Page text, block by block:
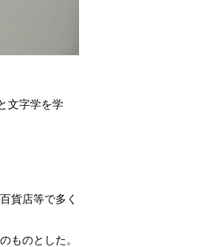
文字学を学
貨店等で多く
ものとした。